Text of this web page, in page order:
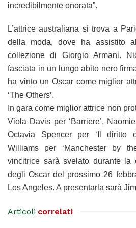
incredibilmente onorata”.
L’attrice australiana si trova a
della moda, dove ha assistito
collezione di Giorgio Armani.
fasciata in un lungo abito nero
ha vinto un Oscar come miglior
‘The Others’.
In gara come miglior attrice non
Viola Davis per ‘Barriere’,
Octavia Spencer per ‘Il diritto
Williams per ‘Manchester by
vincitrice sarà svelato durante la
degli Oscar del prossimo 26
Los Angeles. A presentarla sarà
Articoli correlati